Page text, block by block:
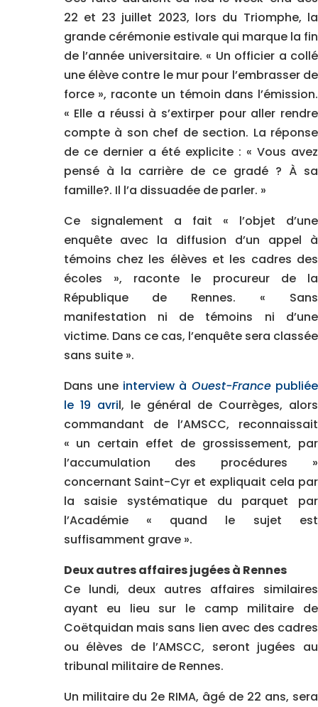
22 et 23 juillet 2023, lors du Triomphe, la
grande cérémonie estivale qui marque la fin
de l’année universitaire. « Un officier a collé
une élève contre le mur pour l’embrasser de
force », raconte un témoin dans l’émission.
« Elle a réussi à s’extirper pour aller rendre
compte à son chef de section. La réponse
de ce dernier a été explicite : « Vous avez
pensé à la carrière de ce gradé ? À sa
famille?. Il l’a dissuadée de parler. »
Ce signalement a fait « l’objet d’une
enquête avec la diffusion d’un appel à
témoins chez les élèves et les cadres des
écoles », raconte le procureur de la
République de Rennes. « Sans
manifestation ni de témoins ni d’une
victime. Dans ce cas, l’enquête sera classée
sans suite ».
Dans une interview à Ouest-Francepubliée
le 19 avril, le général de Courrèges, alors
commandant de l’AMSCC, reconnaissait
« un certain effet de grossissement, par
l’accumulation des procédures »
concernant Saint-Cyr et expliquait cela par
la saisie systématique du parquet par
l’Académie « quand le sujet est
suffisamment grave ».
Deux autres affaires jugées à Rennes
Ce lundi, deux autres affaires similaires
ayant eu lieu sur le camp militaire de
Coëtquidan mais sans lien avec des cadres
ou élèves de l’AMSCC, seront jugées au
tribunal militaire de Rennes.
Un militaire du 2e RIMA, âgé de 22 ans, sera